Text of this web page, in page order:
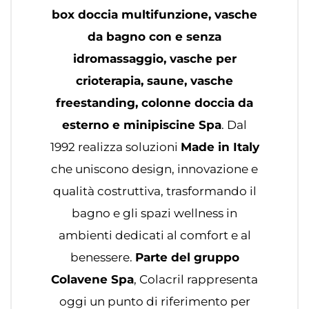
box doccia multifunzione, vasche
da bagno con e senza
idromassaggio, vasche per
crioterapia, saune, vasche
freestanding, colonne doccia da
esterno e minipiscine Spa. Dal
1992 realizza soluzioni Made in Italy
che uniscono design, innovazione e
qualità costruttiva, trasformando il
bagno e gli spazi wellness in
ambienti dedicati al comfort e al
benessere. Parte del gruppo
Colavene Spa, Colacril rappresenta
oggi un punto di riferimento per